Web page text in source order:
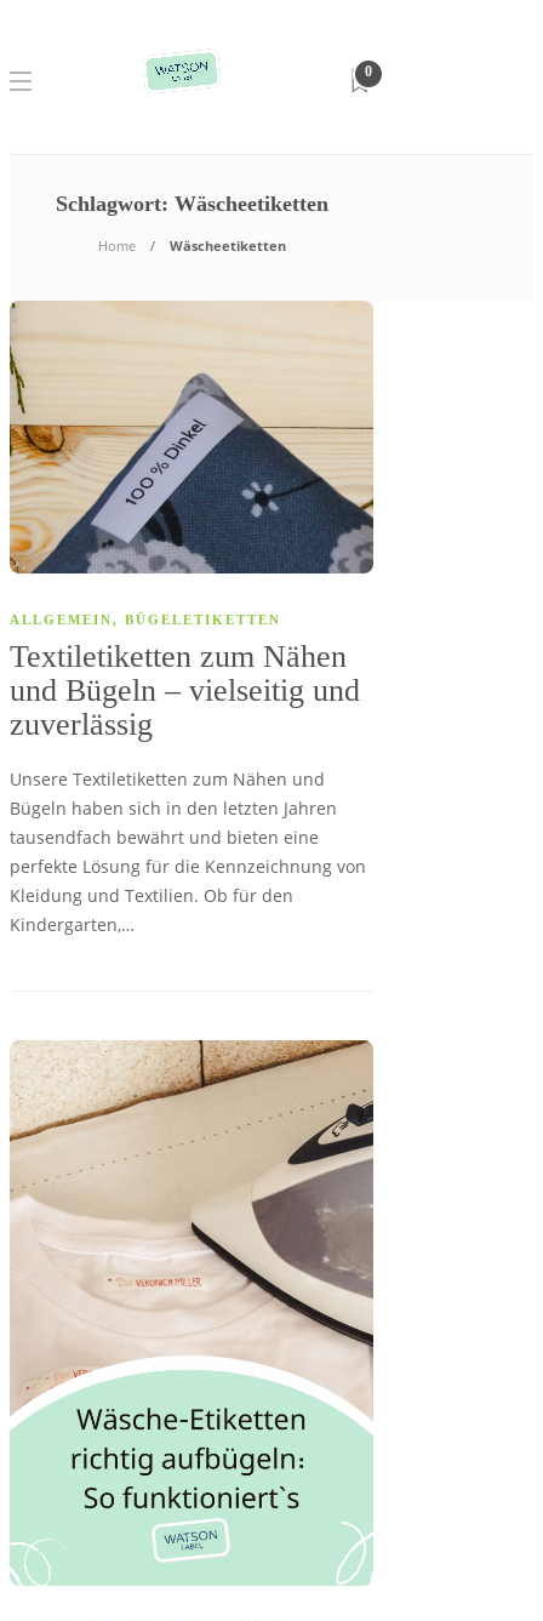
0
Schlagwort: Wäscheetiketten
Home Wäscheetiketten
ALLGEMEIN, BÜGELETIKETTEN
Textiletiketten zum Nähen
und Bügeln – vielseitig und
zuverlässig
Unsere Textiletiketten zum Nähen und
Bügeln haben sich in den letzten Jahren
tausendfach bewährt und bieten eine
perfekte Lösung für die Kennzeichnung von
Kleidung und Textilien. Ob für den
Kindergarten,…